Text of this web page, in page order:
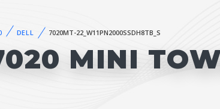
DELL 7020MT-22_W11PN2000SSDH8TB_S
MINI